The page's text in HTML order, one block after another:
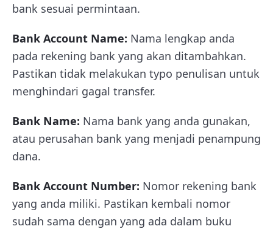
bank sesuai permintaan.
Bank Account Name: Nama lengkap anda
pada rekening bank yang akan ditambahkan.
Pastikan tidak melakukan typo penulisan untuk
menghindari gagal transfer.
Bank Name: Nama bank yang anda gunakan,
atau perusahan bank yang menjadi penampung
dana.
Bank Account Number: Nomor rekening bank
yang anda miliki. Pastikan kembali nomor
sudah sama dengan yang ada dalam buku